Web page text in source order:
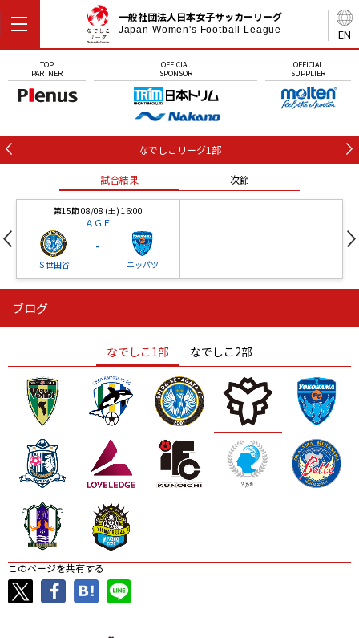
EN
一般社団法人日本女子サッカーリーグ
Japan Women's Football League
TOP
PARTNER
OFFICIAL
SPONSOR
OFFICIAL
SUPPLIER
なでしこリーグ1部
試合結果 次節
第15節 08/08 (土) 16:00
ＡＧＦ
Ｓ世田谷
-
ニッパツ
ニッパツ
ニッパツ 名古屋
石人の星
静岡 愛媛Ｌ
ブログ
なでしこ1部 なでしこ2部
このページを共有する